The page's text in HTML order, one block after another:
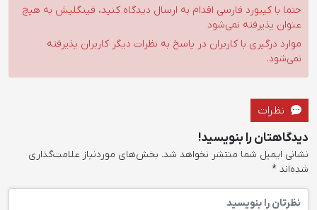
حتما با کیبورد فارسی اقدام به ارسال دیدگاه کنید، فینگلیش به هیچ
عنوان پذیرفته نمی‌شود
موارد درگیری با کاربران در پاسخ به نظرات دیگر کاربران پذیرفته
نمی‌شود.
نظرات
دیدگاهتان را بنویسید!
نشانی ایمیل شما منتشر نخواهد شد. بخش‌های موردنیاز علامت‌گذاری
شده‌اند *